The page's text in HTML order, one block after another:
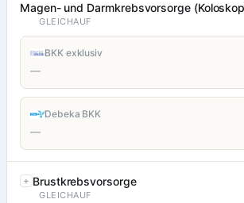
Magen- und Darmkrebsvorsorge
GLEICHAUF
BKK exklusiv
—
Debeka BKK
—
Brustkrebsvorsorge
GLEICHAUF